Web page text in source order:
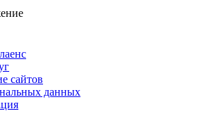
сайтов
данных